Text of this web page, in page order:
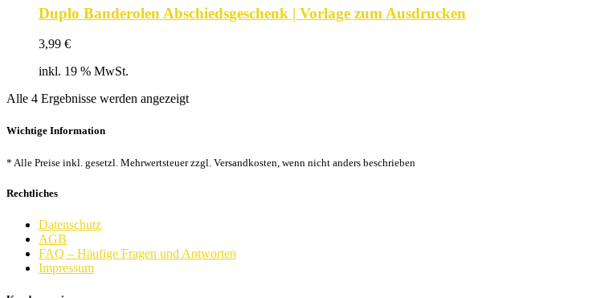
Duplo Banderolen Abschiedsgeschenk | Vorlage zum Ausdrucken
3,99 €
inkl. 19 % MwSt.
Alle 4 Ergebnisse werden angezeigtNach
Wichtige Information
* Alle Preise inkl. gesetzl. Mehrwertsteuer zzgl. Versandkosten, wenn nicht anders beschrieben
Rechtliches
Datenschutz
AGB
FAQ – Häufige Fragen und Antworten
Impressum